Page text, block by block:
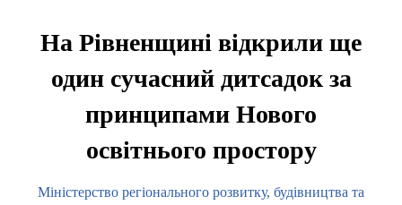
На Рівненщині відкрили ще
один сучасний дитсадок за
принципами Нового
освітнього простору
Міністерство регіонального розвитку, будівництва та